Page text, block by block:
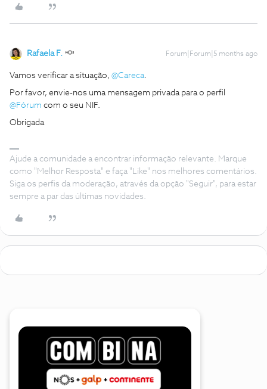
Rafaela F. Forum|Forum|5 months ago
Vamos verificar a situação, ​ @Careca.
Por favor, envie-nos uma mensagem privada para o perfil ​
@Fórum com o seu NIF.
Obrigada
Ajude a comunidade a encontrar informação relevante. Marque
como "Melhor Resposta" e faça "Like" nos melhores comentários.
Siga os perfis da moderação, através da opção "Seguir", para estar
sempre a par das últimas novidades.